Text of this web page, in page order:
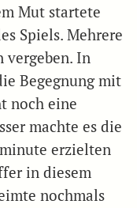
Mut startete
Spiels. Mehrere
vergeben. In
Begegnung mit
noch eine
machte es die
erzielten
in diesem
nochmals